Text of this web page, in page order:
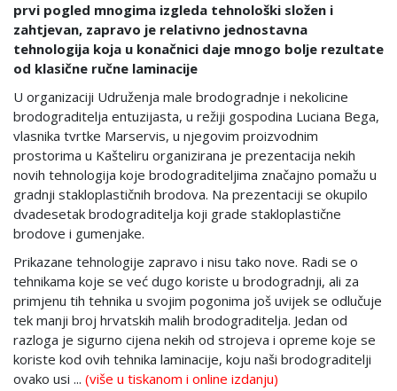
prvi pogled mnogima izgleda tehnološki složen i
zahtjevan, zapravo je relativno jednostavna
tehnologija koja u konačnici daje mnogo bolje rezultate
od klasične ručne laminacije
U organizaciji Udruženja male brodogradnje i nekolicine
brodograditelja entuzijasta, u režiji gospodina Luciana Bega,
vlasnika tvrtke Marservis, u njegovim proizvodnim
prostorima u Kašteliru organizirana je prezentacija nekih
novih tehnologija koje brodograditeljima značajno pomažu u
gradnji stakloplastičnih brodova. Na prezentaciji se okupilo
dvadesetak brodograditelja koji grade stakloplastične
brodove i gumenjake.
Prikazane tehnologije zapravo i nisu tako nove. Radi se o
tehnikama koje se već dugo koriste u brodogradnji, ali za
primjenu tih tehnika u svojim pogonima još uvijek se odlučuje
tek manji broj hrvatskih malih brodograditelja. Jedan od
razloga je sigurno cijena nekih od strojeva i opreme koje se
koriste kod ovih tehnika laminacije, koju naši brodograditelji
ovako usi ... (više u tiskanom i online izdanju)